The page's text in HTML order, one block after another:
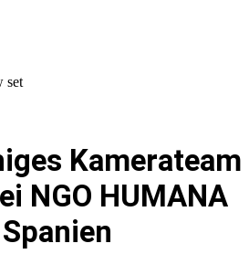
Kamerateam
NGO HUMANA